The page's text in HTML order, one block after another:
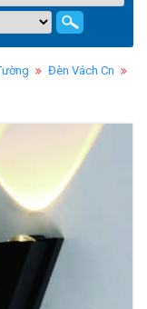
Đèn Vách Cn